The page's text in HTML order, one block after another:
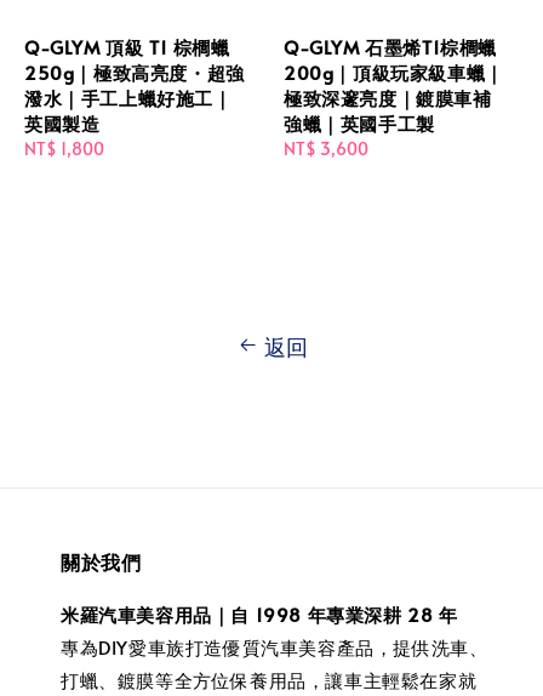
Q-GLYM 頂級 T1 棕櫚蠟
250g｜極致高亮度・超強
潑水｜手工上蠟好施工｜
英國製造
Regular
NT$ 1,800
Q-GLYM 石墨烯T1棕櫚蠟
200g｜頂級玩家級車蠟｜
極致深邃亮度｜鍍膜車補
強蠟｜英國手工製
Regular
NT$ 3,600
返回
關於我們
米羅汽車美容用品｜自 1998 年專業深耕 28 年
專為DIY愛車族打造優質汽車美容產品，提供洗車、
打蠟、鍍膜等全方位保養用品，讓車主輕鬆在家就